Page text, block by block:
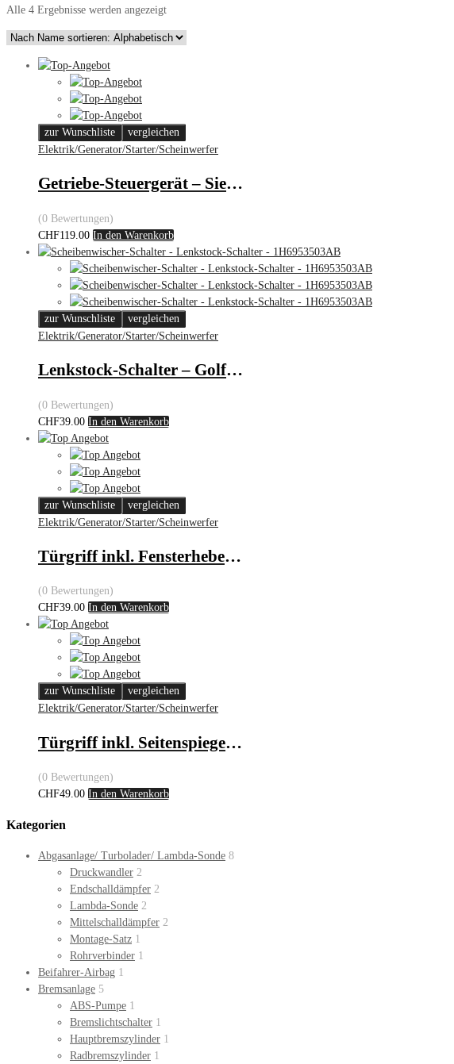
Alle 4 Ergebnisse werden angezeigt
zur Wunschliste
vergleichen
Elektrik/Generator/Starter/Scheinwerfer
Getriebe-Steuergerät – Siemens
(0 Bewertungen)
CHF119.00 In den Warenkorb
zur Wunschliste
vergleichen
Elektrik/Generator/Starter/Scheinwerfer
Lenkstock-Schalter – Golf III/Passat
(0 Bewertungen)
CHF39.00 In den Warenkorb
zur Wunschliste
vergleichen
Elektrik/Generator/Starter/Scheinwerfer
Türgriff inkl. Fensterheber-Bedienung – VW
(0 Bewertungen)
CHF39.00 In den Warenkorb
zur Wunschliste
vergleichen
Elektrik/Generator/Starter/Scheinwerfer
Türgriff inkl. Seitenspiegelbedienung – VW
(0 Bewertungen)
CHF49.00 In den Warenkorb
Kategorien
Abgasanlage/ Turbolader/ Lambda-Sonde 8
Druckwandler 2
Endschalldämpfer 2
Lambda-Sonde 2
Mittelschalldämpfer 2
Montage-Satz 1
Rohrverbinder 1
Beifahrer-Airbag 1
Bremsanlage 5
ABS-Pumpe 1
Bremslichtschalter 1
Hauptbremszylinder 1
Radbremszylinder 1